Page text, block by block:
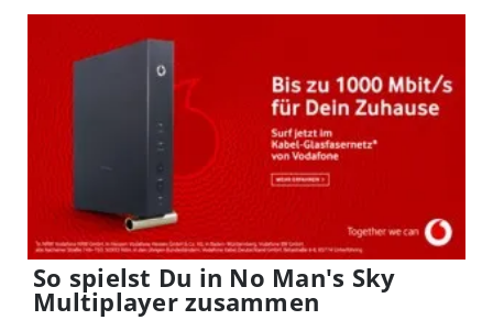
So spielst Du in No Man's Sky
Multiplayer zusammen